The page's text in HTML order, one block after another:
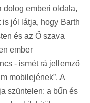
dolog emberi oldala,
is jól látja, hogy Barth
és az Ő szava
ember
- ismét rá jellemző
mobilejének”. A
szüntelen: a bűn és